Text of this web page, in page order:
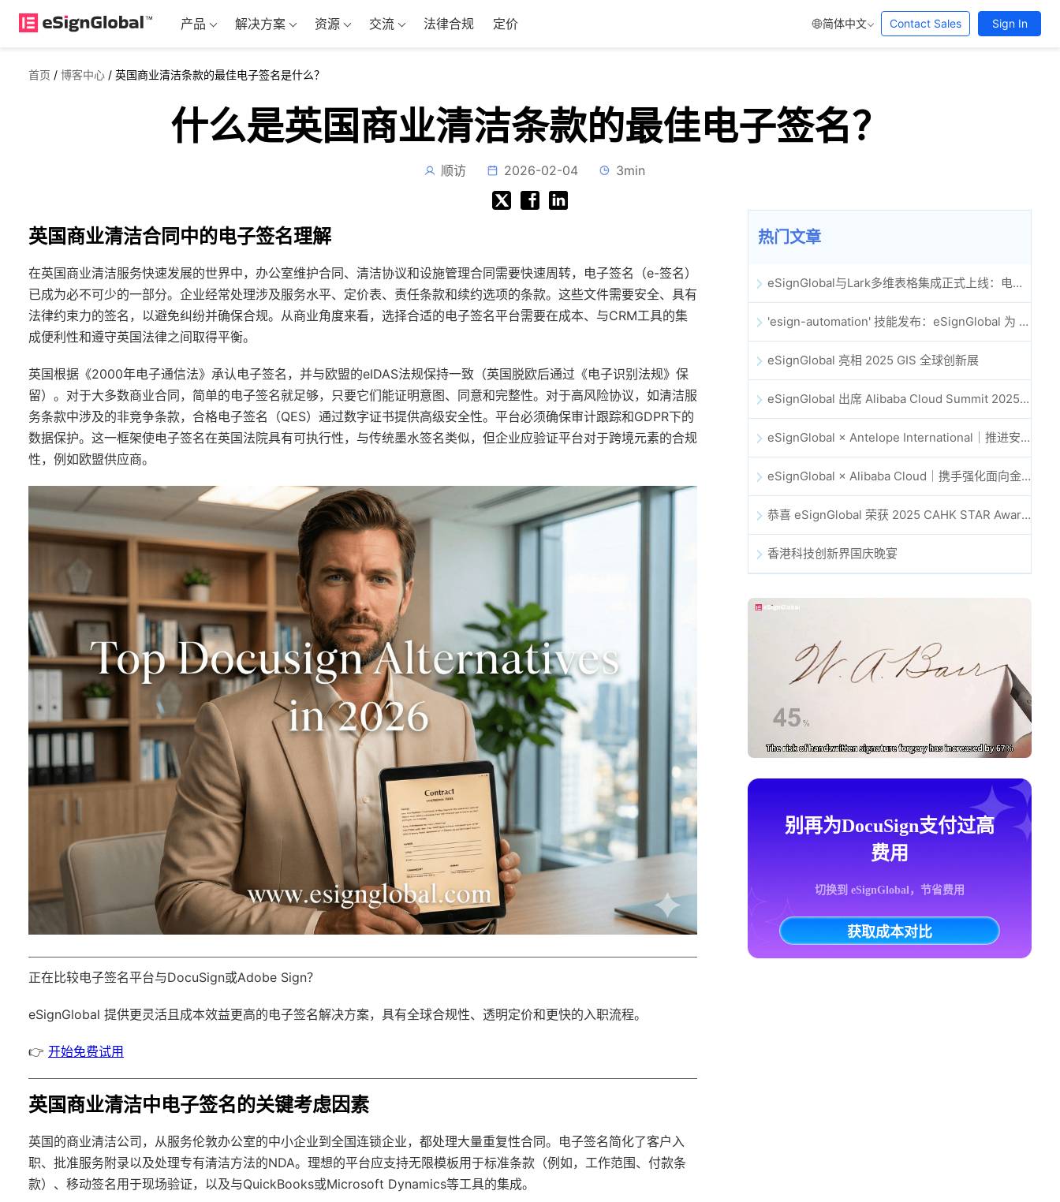
产品 解决方案 资源 交流 法律合规 定价 简体中文 Contact Sales Sign In
首页 / 博客中心 / 英国商业清洁条款的最佳电子签名是什么？
什么是英国商业清洁条款的最佳电子签名？
顺访 2026-02-04 3min
英国商业清洁合同中的电子签名理解
在英国商业清洁服务快速发展的世界中，办公室维护合同、清洁协议和设施管理合同需要快速周转，电子签名（e-签名）
已成为必不可少的一部分。企业经常处理涉及服务水平、定价表、责任条款和续约选项的条款。这些文件需要安全、具有
法律约束力的签名，以避免纠纷并确保合规。从商业角度来看，选择合适的电子签名平台需要在成本、与CRM工具的集
成便利性和遵守英国法律之间取得平衡。
英国根据《2000年电子通信法》承认电子签名，并与欧盟的eIDAS法规保持一致（英国脱欧后通过《电子识别法规》保
留）。对于大多数商业合同，简单的电子签名就足够，只要它们能证明意图、同意和完整性。对于高风险协议，如清洁服
务条款中涉及的非竞争条款，合格电子签名（QES）通过数字证书提供高级安全性。平台必须确保审计跟踪和GDPR下的
数据保护。这一框架使电子签名在英国法院具有可执行性，与传统墨水签名类似，但企业应验证平台对于跨境元素的合规
性，例如欧盟供应商。
正在比较电子签名平台与DocuSign或Adobe Sign？
eSignGlobal 提供更灵活且成本效益更高的电子签名解决方案，具有全球合规性、透明定价和更快的入职流程。
👉 开始免费试用
英国商业清洁中电子签名的关键考虑因素
英国的商业清洁公司，从服务伦敦办公室的中小企业到全国连锁企业，都处理大量重复性合同。电子签名简化了客户入
职、批准服务附录以及处理专有清洁方法的NDA。理想的平台应支持无限模板用于标准条款（例如，工作范围、付款条
款）、移动签名用于现场验证，以及与QuickBooks或Microsoft Dynamics等工具的集成。
热门文章
eSignGlobal与Lark多维表格集成正式上线：电子合同签署归档全程自动化
'esign-automation' 技能发布：eSignGlobal 为 OpenClaw 提供自动化电子签名能力
eSignGlobal 亮相 2025 GIS 全球创新展
eSignGlobal 出席 Alibaba Cloud Summit 2025 香港站，共同探讨 AI 驱动的云创新与数字信任未来
eSignGlobal × Antelope International｜推进安全且由 AI 驱动的数字化工作流
eSignGlobal × Alibaba Cloud｜携手强化面向金融科技的全球数字信任
恭喜 eSignGlobal 荣获 2025 CAHK STAR Award！
香港科技创新界国庆晚宴
别再为DocuSign支付过高
费用
切换到 eSignGlobal，节省费用
获取成本对比